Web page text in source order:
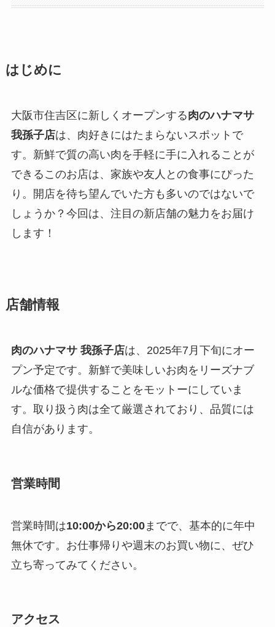
はじめに
大阪市住吉区に新しくオープンする肉のハナマサ
我孫子店は、肉好きにはたまらないスポットで
す。新鮮で質の高い肉を手軽に手に入れることが
できるこのお店は、家族や友人との食事にぴった
り。開店を待ち望んでいた方も多いのではないで
しょうか？今回は、注目の新店舗の魅力をお届け
します！
店舗情報
肉のハナマサ 我孫子店は、2025年7月下旬にオー
プン予定です。新鮮で美味しいお肉をリーズナブ
ルな価格で提供することをモットーにしていま
す。取り扱う肉は全て厳選されており、品質には
自信があります。
営業時間
営業時間は10:00から20:00までで、基本的に年中
無休です。お仕事帰りや週末のお買い物に、ぜひ
立ち寄ってみてください。
アクセス